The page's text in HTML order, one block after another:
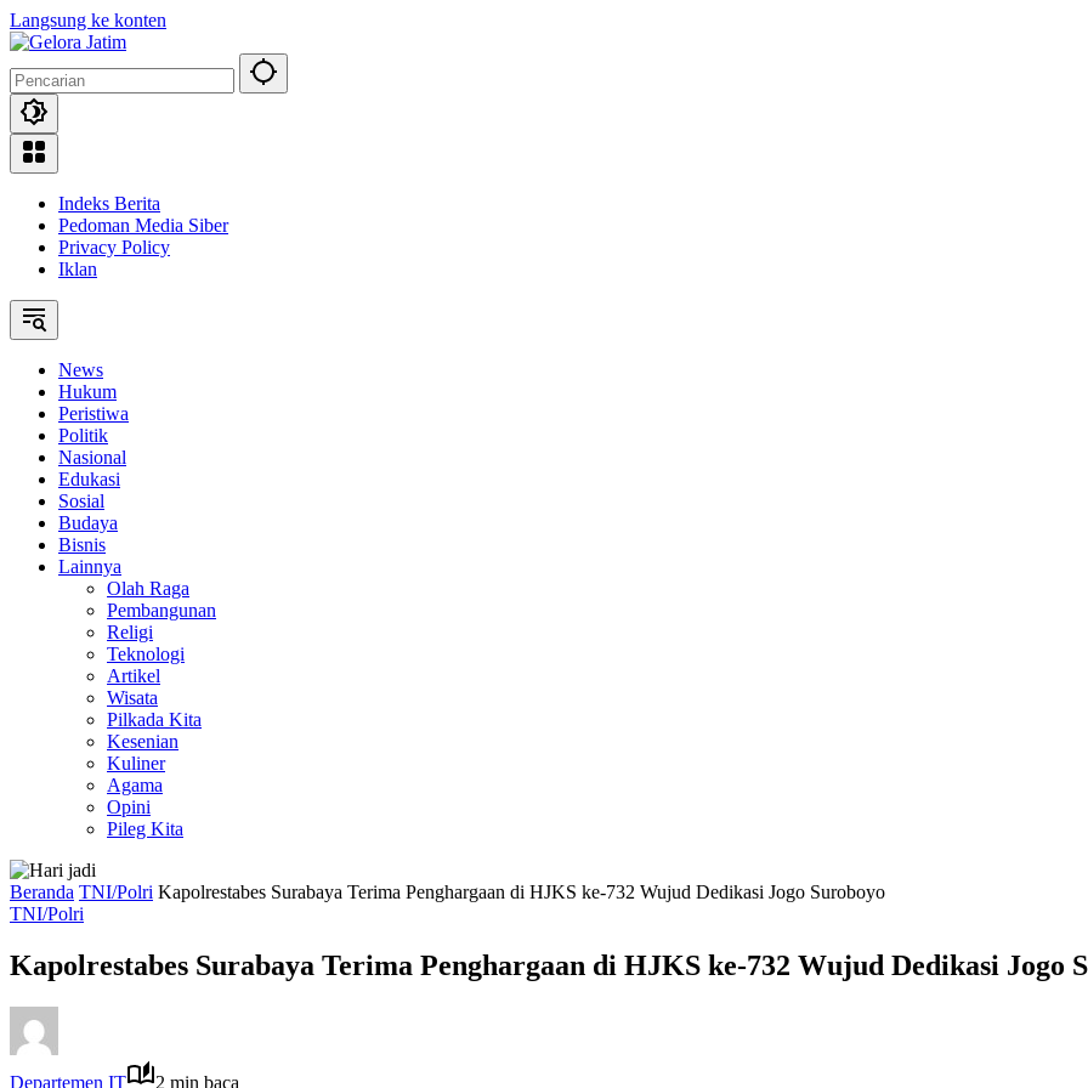
Langsung ke konten
Indeks Berita
Pedoman Media Siber
Privacy Policy
Iklan
News
Hukum
Peristiwa
Politik
Nasional
Edukasi
Sosial
Budaya
Bisnis
Lainnya
Olah Raga
Pembangunan
Religi
Teknologi
Artikel
Wisata
Pilkada Kita
Kesenian
Kuliner
Agama
Opini
Pileg Kita
Beranda TNI/Polri Kapolrestabes Surabaya Terima Penghargaan di HJKS ke-732 Wujud Dedikasi Jogo Suroboyo
TNI/Polri
Kapolrestabes Surabaya Terima Penghargaan di HJKS ke-732 Wujud Dedikasi Jogo
Departemen IT
2 min baca